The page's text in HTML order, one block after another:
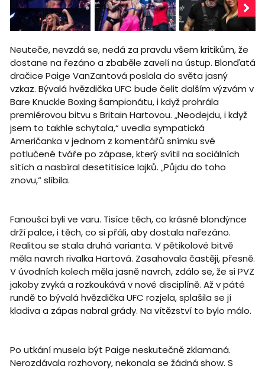
Neuteče, nevzdá se, nedá za pravdu všem kritikům, že
dostane na řezáno a zbaběle zavelí na ústup. Blonďatá
dračice Paige VanZantová poslala do světa jasný
vzkaz. Bývalá hvězdička UFC bude čelit dalším výzvám v
Bare Knuckle Boxing šampionátu, i když prohrála
premiérovou bitvu s Britain Hartovou. „Neodejdu, i když
jsem to takhle schytala,“ uvedla sympatická
Američanka v jednom z komentářů snímku své
potlučené tváře po zápase, který svítil na sociálních
sítích a nasbíral desetitisíce lajků. „Půjdu do toho
znovu,“ slíbila.
Fanoušci byli ve varu. Tisíce těch, co krásné blondýnce
drží palce, i těch, co si přáli, aby dostala nařezáno.
Realitou se stala druhá varianta. V pětikolové bitvě
měla navrch rivalka Hartová. Zasahovala častěji, přesně.
V úvodních kolech měla jasně navrch, zdálo se, že si PVZ
jakoby zvyká a rozkoukává v nové disciplíně. Až v páté
rundě to bývalá hvězdička UFC rozjela, splašila se jí
kladiva a zápas nabral grády. Na vítězství to bylo málo.
Po utkání musela být Paige neskutečně zklamaná.
Nerozdávala rozhovory, nekonala se žádná show. S